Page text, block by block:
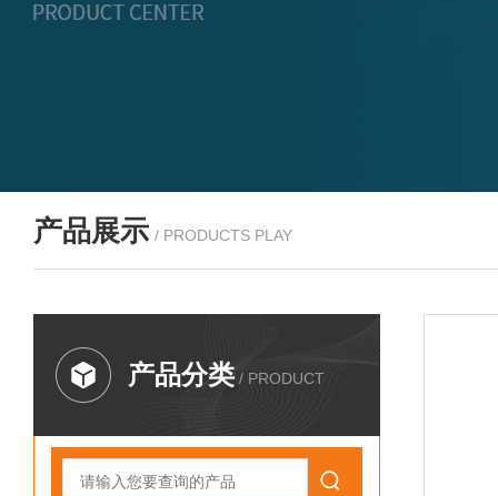
产品展示 / PRODUCTS PLAY
产品分类 / PRODUCT